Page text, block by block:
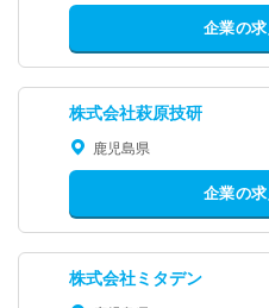
企業の
株式会社萩原技研
鹿児島県
企業の
株式会社ミタデン